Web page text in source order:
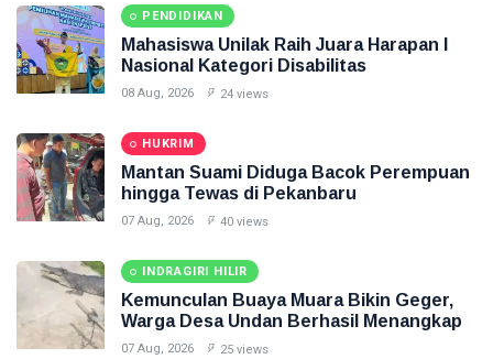
PENDIDIKAN
Mahasiswa Unilak Raih Juara Harapan I
Nasional Kategori Disabilitas
08 Aug, 2026 24 views
HUKRIM
Mantan Suami Diduga Bacok Perempuan
hingga Tewas di Pekanbaru
07 Aug, 2026 40 views
INDRAGIRI HILIR
Kemunculan Buaya Muara Bikin Geger,
Warga Desa Undan Berhasil Menangkap
07 Aug, 2026 25 views